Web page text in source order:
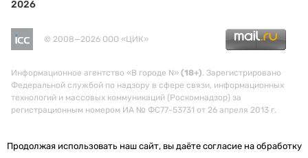
2026
© 2008—2026 ООО «ЦИК»
Информационное агентство «В городе N» (18+). Зарегистрировано
Федеральной службой по надзору в сфере связи, информационных
технологий и массовых коммуникаций (Роскомнадзор) за
регистрационным номером ИА № ФС77-53731 от 26 апреля 2013 г.
Продолжая использовать наш сайт, вы даёте согласие на обработку